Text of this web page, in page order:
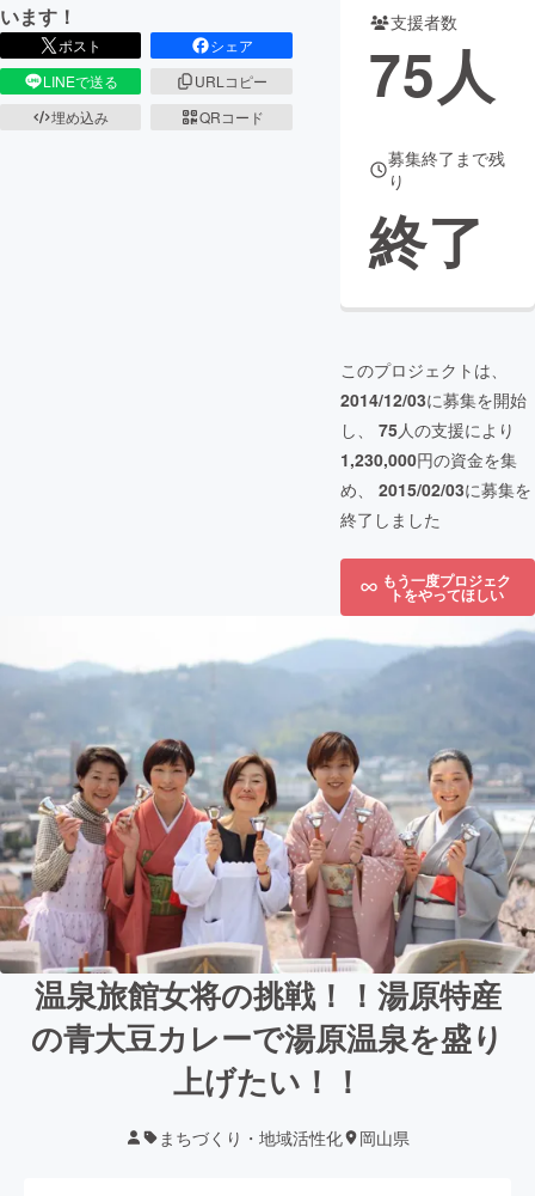
います！
ポスト
シェア
LINEで送る
URLコピー
埋め込み
QRコード
支援者数
75人
募集終了まで残
り
終了
このプロジェクトは、
2014/12/03に募集を開始
し、 75人の支援により
1,230,000円の資金を集
め、 2015/02/03に募集を
終了しました
もう一度プロジェク
トをやってほしい
温泉旅館女将の挑戦！！湯原特産
の青大豆カレーで湯原温泉を盛り
上げたい！！
まちづくり・地域活性化 岡山県